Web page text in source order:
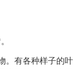
。有各种样子的叶